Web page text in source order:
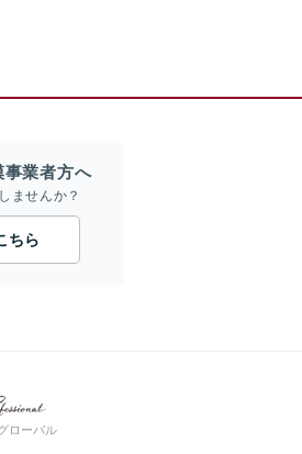
事業者方へ
ませんか？
ちら
ローバル